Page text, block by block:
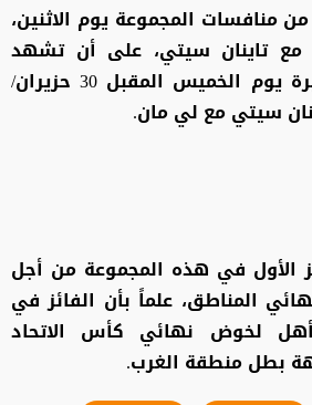
من منافسات المجموعة يوم الاثنين،
مع تاينان سيتي، على أن تشهد
الجولة الثالثة والأخيرة يوم الخميس المقبل 30 حزيران/
سيتي مع لي مان.
الأول في هذه المجموعة من أجل
المناطق، علماً بأن الفائز في
لخوض نهائي كأس الاتحاد